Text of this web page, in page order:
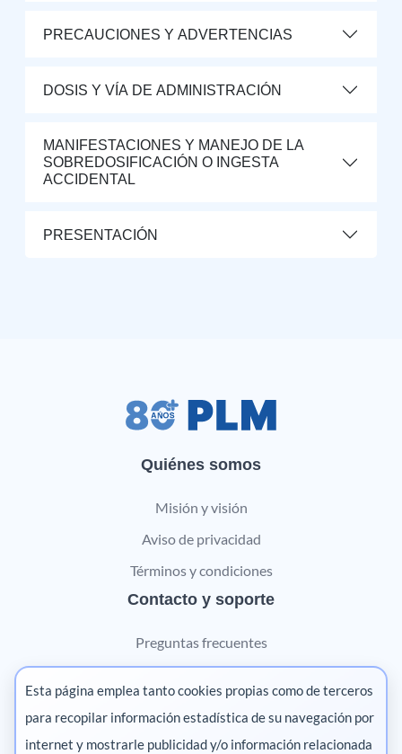
PRECAUCIONES Y ADVERTENCIAS
DOSIS Y VÍA DE ADMINISTRACIÓN
MANIFESTACIONES Y MANEJO DE LA
SOBREDOSIFICACIÓN O INGESTA
ACCIDENTAL
PRESENTACIÓN
Quiénes somos
Misión y visión
Aviso de privacidad
Términos y condiciones
Contacto y soporte
Preguntas frecuentes
Contáctanos
Marketing digital
Pharma
Esta página emplea tanto cookies propias como de terceros
para recopilar información estadística de su navegación por
internet y mostrarle publicidad y/o información relacionada